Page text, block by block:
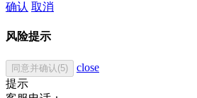
确认 取消
风险提示
同意并确认(5)
close
提示